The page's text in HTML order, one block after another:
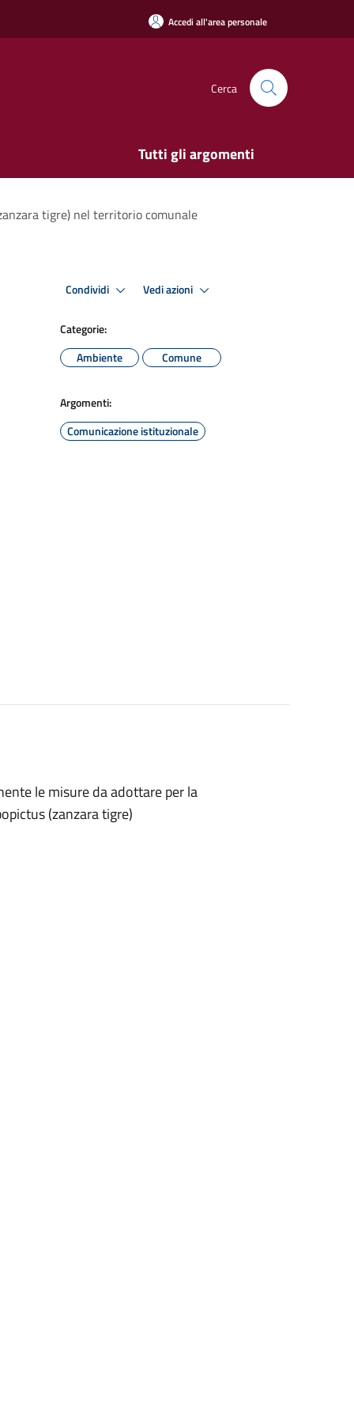
Accedi all'area personale
Cerca
Tutti gli argomenti
tigre) nel territorio comunale
Condividi Vedi azioni
Categorie:
Ambiente
Comune
Argomenti:
Comunicazione istituzionale
le misure da adottare per la
(zanzara tigre)